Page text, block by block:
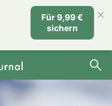
Für 9,99 €
sichern
×